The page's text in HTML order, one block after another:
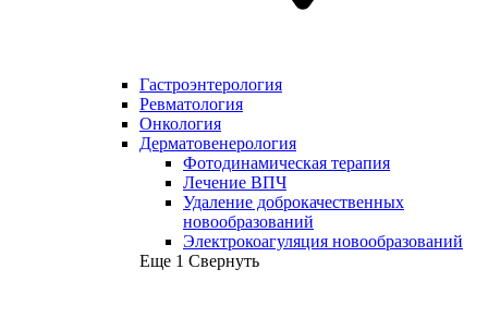
Гастроэнтерология
Ревматология
Онкология
Дерматовенерология
Фотодинамическая терапия
Лечение ВПЧ
Удаление доброкачественных
новообразований
Электрокоагуляция новообразований
Еще 1 Свернуть